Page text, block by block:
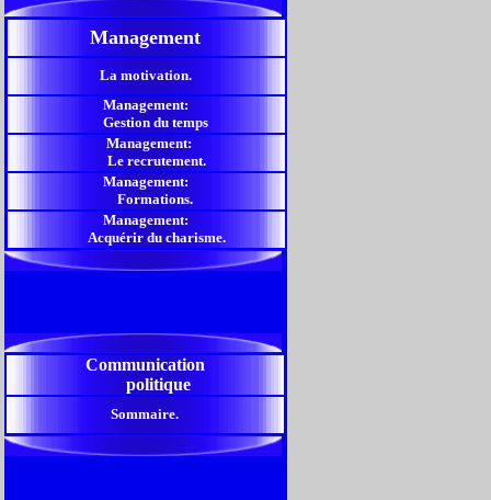
Management
La motivation.
Management:
Gestion du temps
Management:
Le recrutement.
Management:
Formations.
Management:
Acquérir du charisme.
Communication
politique
Sommaire.